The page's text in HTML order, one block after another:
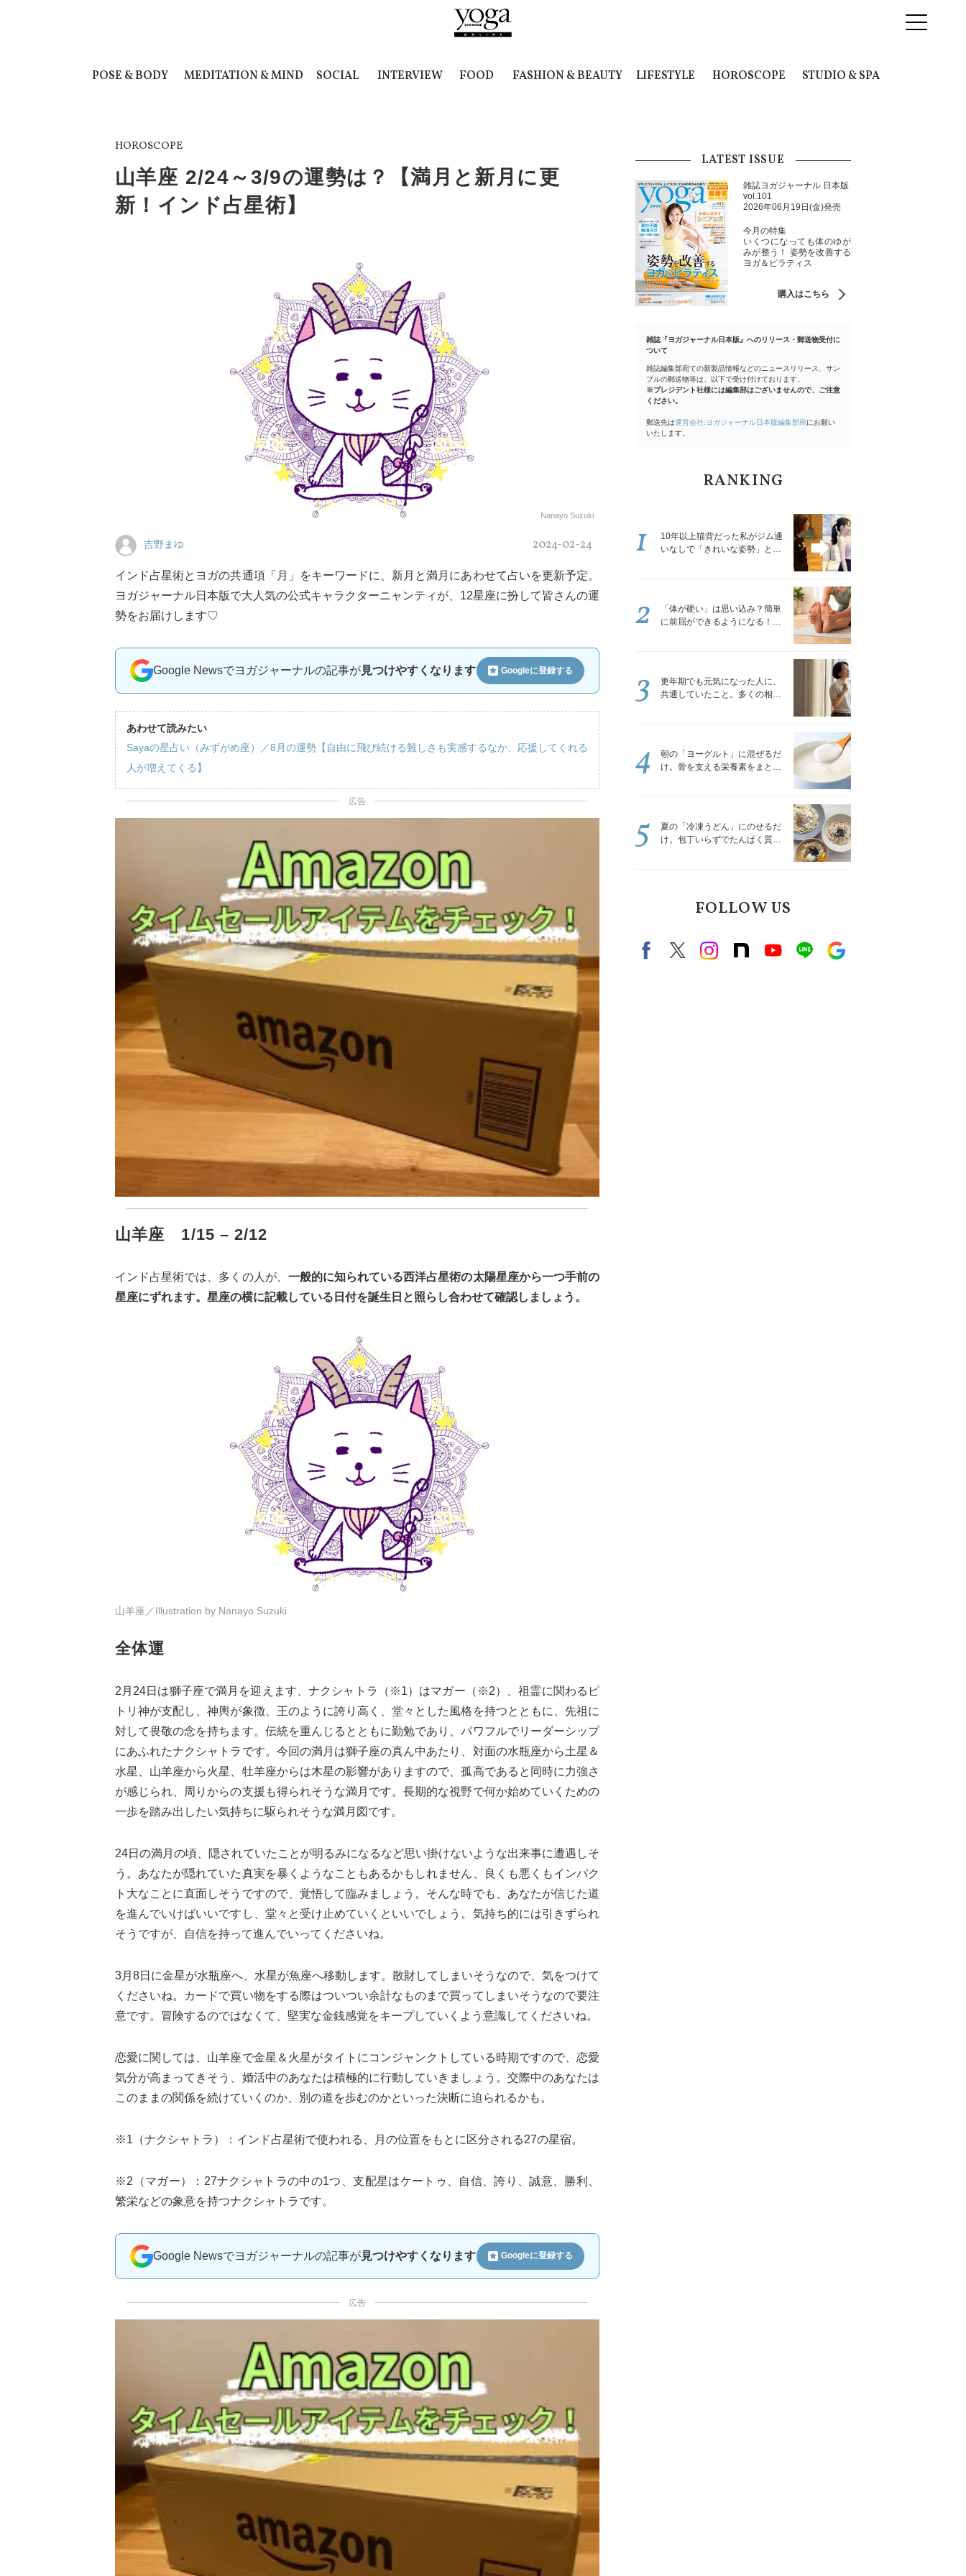
POSE & BODY MEDITATION & MIND SOCIAL INTERVIEW FOOD FASHION & BEAUTY LIFESTYLE HOROSCOPE STUDIO & SPA
HOROSCOPE
山羊座 2/24～3/9の運勢は？【満月と新月に更
新！インド占星術】
Nanayo Suzuki
吉野まゆ 2024-02-24
インド占星術とヨガの共通項「月」をキーワードに、新月と満月にあわせて占いを更新予定。
ヨガジャーナル日本版で大人気の公式キャラクターニャンティが、12星座に扮して皆さんの運
勢をお届けします♡
Google Newsでヨガジャーナルの記事が見つけやすくなります Googleに登録する
あわせて読みたい
Sayaの星占い（みずがめ座）／8月の運勢【自由に飛び続ける難しさも実感するなか、応援してくれる
人が増えてくる】
広告
山羊座 1/15 – 2/12
インド占星術では、多くの人が、 一般的に知られている西洋占星術の太陽星座から一つ手前の
星座にずれます。星座の横に記載している日付を誕生日と照らし合わせて確認しましょう。
山羊座／Illustration by Nanayo Suzuki
全体運
2月24日は獅子座で満月を迎えます、ナクシャトラ（※1）はマガー（※2）、祖霊に関わるピ
トリ神が支配し、神輿が象徴、王のように誇り高く、堂々とした風格を持つとともに、先祖に
対して畏敬の念を持ちます。伝統を重んじるとともに勤勉であり、パワフルでリーダーシップ
にあふれたナクシャトラです。今回の満月は獅子座の真ん中あたり、対面の水瓶座から土星＆
水星、山羊座から火星、牡羊座からは木星の影響がありますので、孤高であると同時に力強さ
が感じられ、周りからの支援も得られそうな満月です。長期的な視野で何か始めていくための
一歩を踏み出したい気持ちに駆られそうな満月図です。
24日の満月の頃、隠されていたことが明るみになるなど思い掛けないような出来事に遭遇しそ
う。あなたが隠れていた真実を暴くようなこともあるかもしれません、良くも悪くもインパク
ト大なことに直面しそうですので、覚悟して臨みましょう。そんな時でも、あなたが信じた道
を進んでいけばいいですし、堂々と受け止めていくといいでしょう。気持ち的には引きずられ
そうですが、自信を持って進んでいってくださいね。
3月8日に金星が水瓶座へ、水星が魚座へ移動します。散財してしまいそうなので、気をつけて
くださいね。カードで買い物をする際はついつい余計なものまで買ってしまいそうなので要注
意です。冒険するのではなくて、堅実な金銭感覚をキープしていくよう意識してくださいね。
恋愛に関しては、山羊座で金星＆火星がタイトにコンジャンクトしている時期ですので、恋愛
気分が高まってきそう、婚活中のあなたは積極的に行動していきましょう。交際中のあなたは
このままの関係を続けていくのか、別の道を歩むのかといった決断に迫られるかも。
※1（ナクシャトラ）：インド占星術で使われる、月の位置をもとに区分される27の星宿。
※2（マガー）：27ナクシャトラの中の1つ、支配星はケートゥ、自信、誇り、誠意、勝利、
繁栄などの象意を持つナクシャトラです。
Google Newsでヨガジャーナルの記事が見つけやすくなります Googleに登録する
広告
LATEST ISSUE
雑誌ヨガジャーナル 日本版
vol.101
2026年06月19日(金)発売
今月の特集
いくつになっても体のゆが
みが整う！ 姿勢を改善する
ヨガ＆ピラティス
購入はこちら
雑誌『ヨガジャーナル日本版』へのリリース・郵送物受付に
ついて
雑誌編集部宛ての新製品情報などのニュースリリース、サン
プルの郵送物等は、以下で受け付けております。
※プレジデント社様には編集部はございませんので、ご注意
ください。
郵送先は運営会社:ヨガジャーナル日本版編集部宛にお願い
いたします。
RANKING
10年以上猫背だった私がジム通
いなしで「きれいな姿勢」と褒
1
「体が硬い」は思い込み？簡単
に前屈ができるようになる！腿
2
更年期でも元気になった人に、
共通していたこと。多くの相談
3
朝の「ヨーグルト」に混ぜるだ
け。骨を支える栄養素をまとめ
4
夏の「冷凍うどん」にのせるだ
け。包丁いらずでたんぱく質を
5
FOLLOW US
FacebookX（旧twitter）
instagram
note Youtubeline